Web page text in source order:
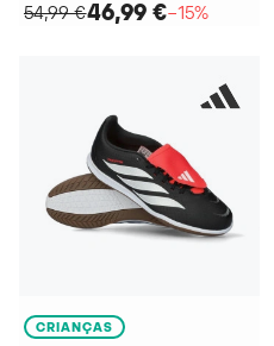
54,99 €46,99 €−15%
CRIANÇAS